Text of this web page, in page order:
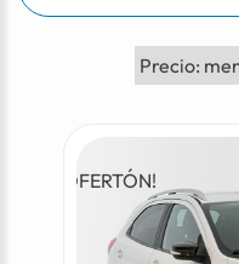
¡OFERTÓN!